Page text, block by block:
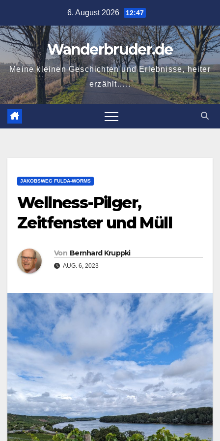
springen
6. August 2026 12:47
Wanderbruder.de
Meine kleinen Geschichten und Erlebnisse, heiter
erzählt…..
JAKOBSWEG FULDA-WORMS
Wellness-Pilger,
Zeitfenster und Müll
Von Bernhard Kruppki
AUG. 6, 2023